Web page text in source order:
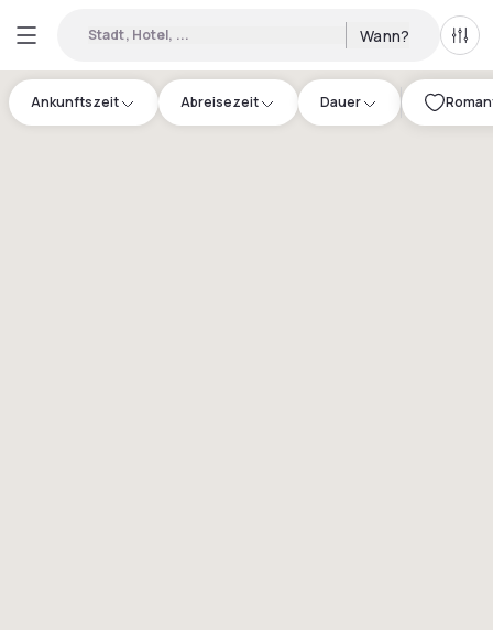
Stadt, Hotel, ... Wann? Alle
Ankunftszeit Abreisezeit Dauer